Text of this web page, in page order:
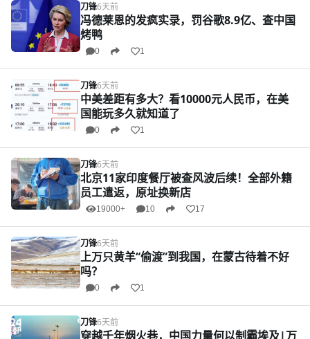
刀锋6天前
冯德莱恩的发疯实录，罚谷歌8.9亿、查中国
烤鸭
0 1
刀锋6天前
中美差距有多大？看10000元人民币，在美
国能玩多久就知道了
0 1
刀锋6天前
北京11家印度餐厅被查风波后续！全部外籍
员工遣返，原址换新店
19000+ 10 17
刀锋6天前
上万只黄羊“偷渡”到我国，在蒙古待着不好
吗？
0 1
刀锋6天前
穿越千年烟火巷，中国力量何以制霸埃及|万